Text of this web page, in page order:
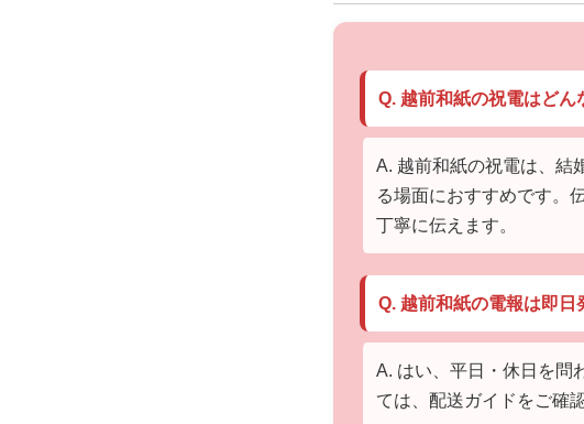
Q. 越前和紙の祝電はどん
A. 越前和紙の祝電は、結
る場面におすすめです。
丁寧に伝えます。
Q. 越前和紙の電報は即日
A. はい、平日・休日を問
ては、配送ガイドをご確